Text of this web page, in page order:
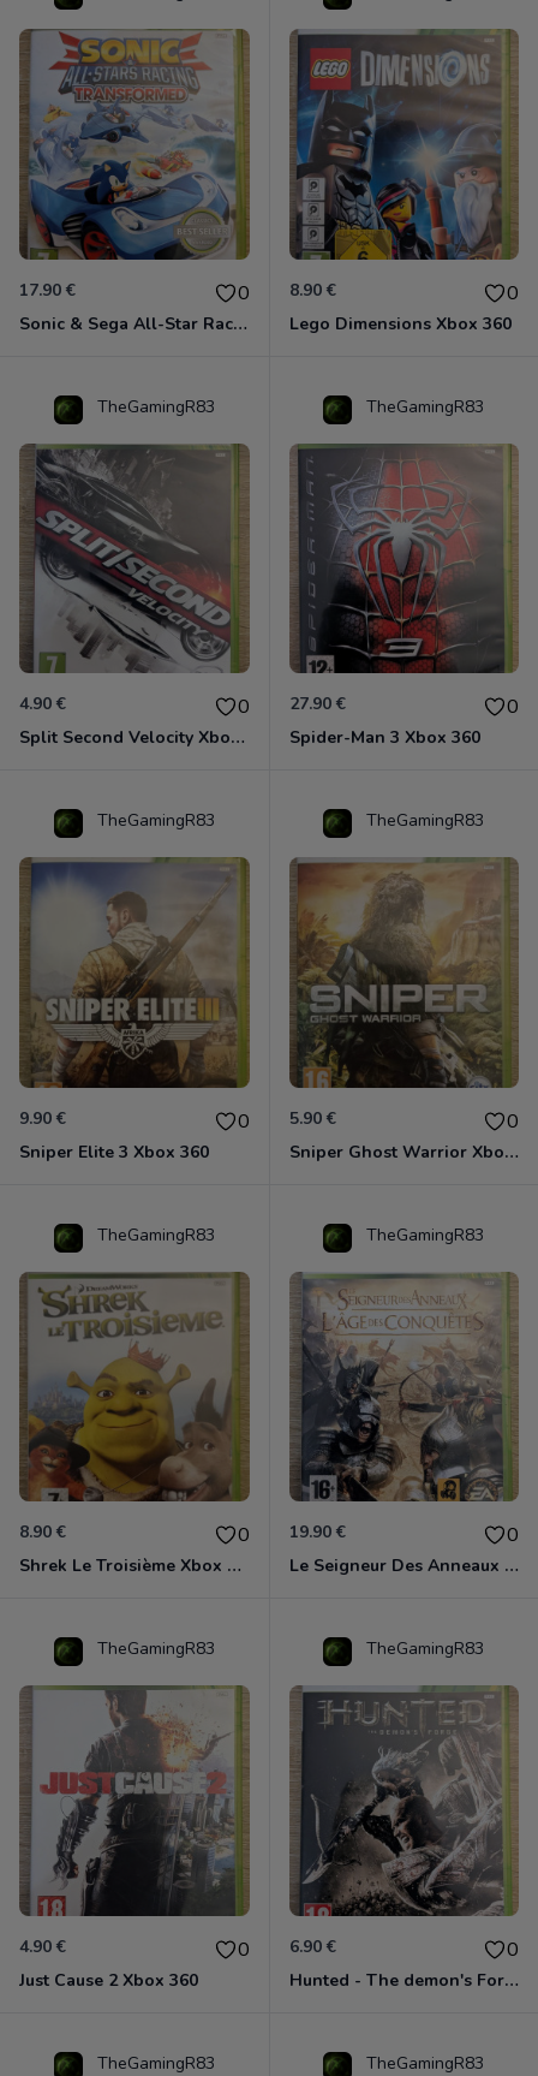
17.90 € 0
Sonic & Sega All-Star Racing - Transformed Xbox 360
8.90 € 0
Lego Dimensions Xbox 360
TheGamingR83
4.90 € 0
Split Second Velocity Xbox 360
TheGamingR83
27.90 € 0
Spider-Man 3 Xbox 360
TheGamingR83
9.90 € 0
Sniper Elite 3 Xbox 360
TheGamingR83
5.90 € 0
Sniper Ghost Warrior Xbox 360
TheGamingR83
8.90 € 0
Shrek Le Troisième Xbox 360
TheGamingR83
19.90 € 0
Le Seigneur Des Anneaux - L'âge Des Conquêtes Xbox 360
TheGamingR83
4.90 € 0
Just Cause 2 Xbox 360
TheGamingR83
6.90 € 0
Hunted - The demon's Forge Xbox 360 (Complet CIB)
TheGamingR83 TheGamingR83